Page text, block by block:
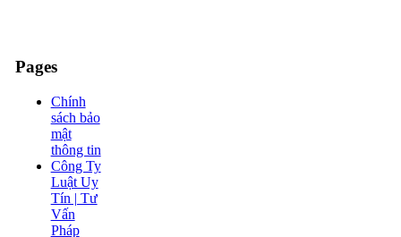
Pages
Chính
sách bảo
mật
thông tin
Công Ty
Luật Uy
Tín | Tư
Vấn
Pháp